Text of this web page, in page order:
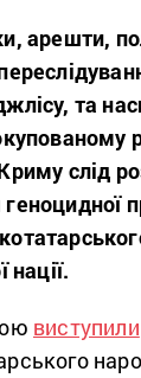
арешти,
та
слід
нації.
виступили